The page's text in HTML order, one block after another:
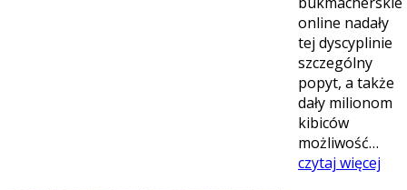
online nadały
tej dyscyplinie
szczególny
popyt, a także
dały milionom
kibiców
możliwość…
czytaj więcej